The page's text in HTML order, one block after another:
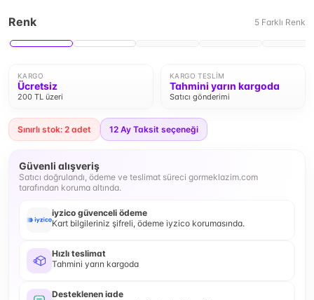
Renk 5 Farklı Renk
KARGO
Ücretsiz
200 TL üzeri
KARGO TESLIM
Tahmini yarın kargoda
Satıcı gönderimi
Sınırlı stok: 2 adet 12 Ay Taksit seçeneği
Güvenli alışveriş
Satıcı doğrulandı, ödeme ve teslimat süreci gormeklazim.com
tarafından koruma altında.
iyzico güvenceli ödeme
Kart bilgileriniz şifreli, ödeme iyzico korumasında.
Hızlı teslimat
Tahmini yarın kargoda
Desteklenen iade